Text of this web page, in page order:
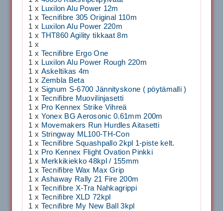
1 x Luxilon Alu Power 12m
1 x Tecnifibre 305 Original 110m
1 x Luxilon Alu Power 220m
1 x THT860 Agility tikkaat 8m
1 x
1 x Tecnifibre Ergo One
1 x Luxilon Alu Power Rough 220m
1 x Askeltikas 4m
1 x Zembla Beta
1 x Signum S-6700 Jännityskone ( pöytämalli )
1 x Tecnifibre Muovilinjasetti
1 x Pro Kennex Strike Vihreä
1 x Yonex BG Aerosonic 0.61mm 200m
1 x Movemakers Run Hurdles Aitasetti
1 x Stringway ML100-TH-Con
1 x Tecnifibre Squashpallo 2kpl 1-piste kelt.
1 x Pro Kennex Flight Ovation Pinkki
1 x Merkkikiekko 48kpl / 155mm
1 x Tecnifibre Wax Max Grip
1 x Ashaway Rally 21 Fire 200m
1 x Tecnifibre X-Tra Nahkagrippi
1 x Tecnifibre XLD 72kpl
1 x Tecnifibre My New Ball 3kpl